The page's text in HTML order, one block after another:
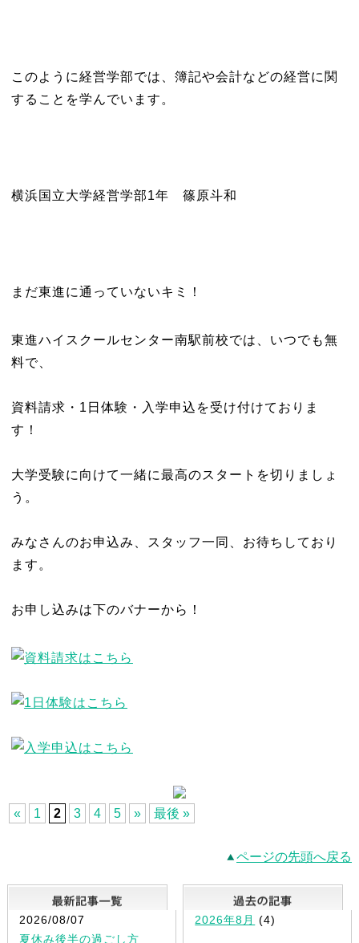
このように経営学部では、簿記や会計などの経営に関
することを学んでいます。
横浜国立大学経営学部1年 篠原斗和
まだ東進に通っていないキミ！
東進ハイスクールセンター南駅前校では、いつでも無
料で、
資料請求・1日体験・入学申込を受け付けておりま
す！
大学受験に向けて一緒に最高のスタートを切りましょ
う。
みなさんのお申込み、スタッフ一同、お待ちしており
ます。
お申し込みは下のバナーから！
« 1 2 3 4 5 » 最後 »
ページの先頭へ戻る
最新記事一覧
2026/08/07
夏休み後半の過ごし方
2026年8月 (4)